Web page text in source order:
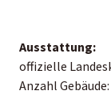
Ausstattung:
offizielle
Anzahl